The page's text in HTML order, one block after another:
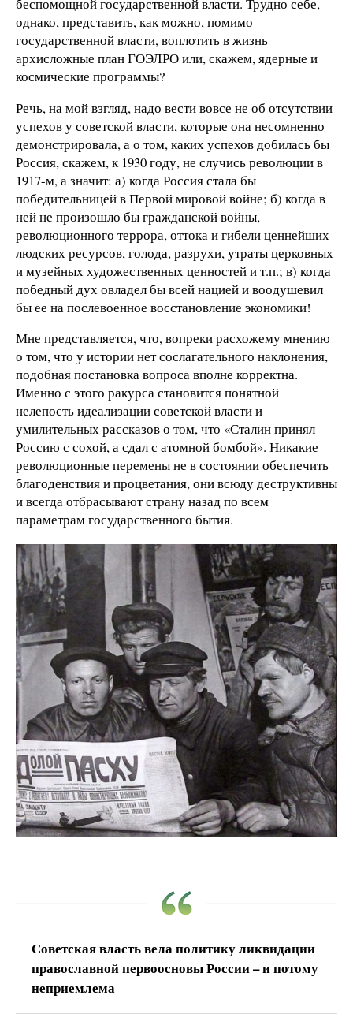
однако, представить, как можно, помимо
государственной власти, воплотить в жизнь
архисложные план ГОЭЛРО или, скажем, ядерные и
космические программы?
Речь, на мой взгляд, надо вести вовсе не об отсутствии
успехов у советской власти, которые она несомненно
демонстрировала, а о том, каких успехов добилась бы
Россия, скажем, к 1930 году, не случись революции в
1917-м, а значит: а) когда Россия стала бы
победительницей в Первой мировой войне; б) когда в
ней не произошло бы гражданской войны,
революционного террора, оттока и гибели ценнейших
людских ресурсов, голода, разрухи, утраты церковных
и музейных художественных ценностей и т.п.; в) когда
победный дух овладел бы всей нацией и воодушевил
бы ее на послевоенное восстановление экономики!
Мне представляется, что, вопреки расхожему мнению
о том, что у истории нет сослагательного наклонения,
подобная постановка вопроса вполне корректна.
Именно с этого ракурса становится понятной
нелепость идеализации советской власти и
умилительных рассказов о том, что «Сталин принял
Россию с сохой, а сдал с атомной бомбой». Никакие
революционные перемены не в состоянии обеспечить
благоденствия и процветания, они всюду деструктивны
и всегда отбрасывают страну назад по всем
параметрам государственного бытия.
Советская власть вела политику ликвидации
православной первоосновы России – и потому
неприемлема